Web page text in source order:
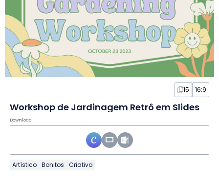
15 16:9
Workshop de Jardinagem Retrô em Slides
Download
Artístico Bonitos Criativo